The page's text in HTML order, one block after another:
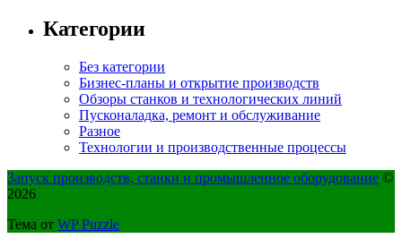
Категории
Без категории
Бизнес-планы и открытие производств
Обзоры станков и технологических линий
Пусконаладка, ремонт и обслуживание
Разное
Технологии и производственные процессы
Запуск производств, станки и промышленное оборудование ©
2026
Тема от WP Puzzle